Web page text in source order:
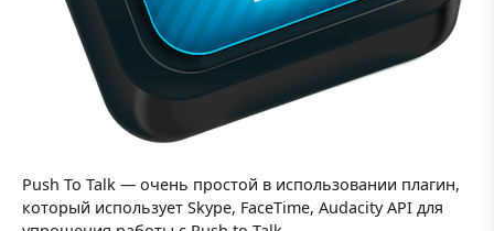
Push To Talk — очень простой в использовании плагин,
который использует Skype, FaceTime, Audacity API для